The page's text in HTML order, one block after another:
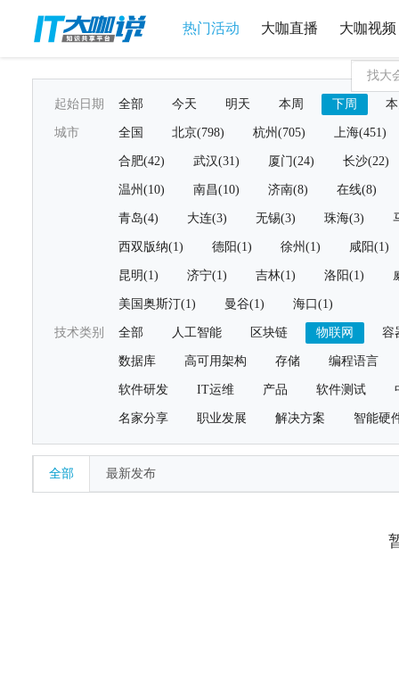
热门活动 大咖直播 大咖视频
起始日期 全部 今天 明天 本周 下周
城市 全国 北京(798) 杭州(705) 上海(451)
合肥(42) 武汉(31) 厦门(24) 长沙(22)
温州(10) 南昌(10) 济南(8) 在线(8)
青岛(4) 大连(3) 无锡(3) 珠海(3)
西双版纳(1) 德阳(1) 徐州(1) 咸阳(1)
昆明(1) 济宁(1) 吉林(1) 洛阳(1)
美国奥斯汀(1) 曼谷(1) 海口(1)
技术类别 全部 人工智能 区块链 物联网 容
数据库 高可用架构 存储 编程语言
软件研发 IT运维 产品 软件测试
名家分享 职业发展 解决方案 智能硬
全部 最新发布